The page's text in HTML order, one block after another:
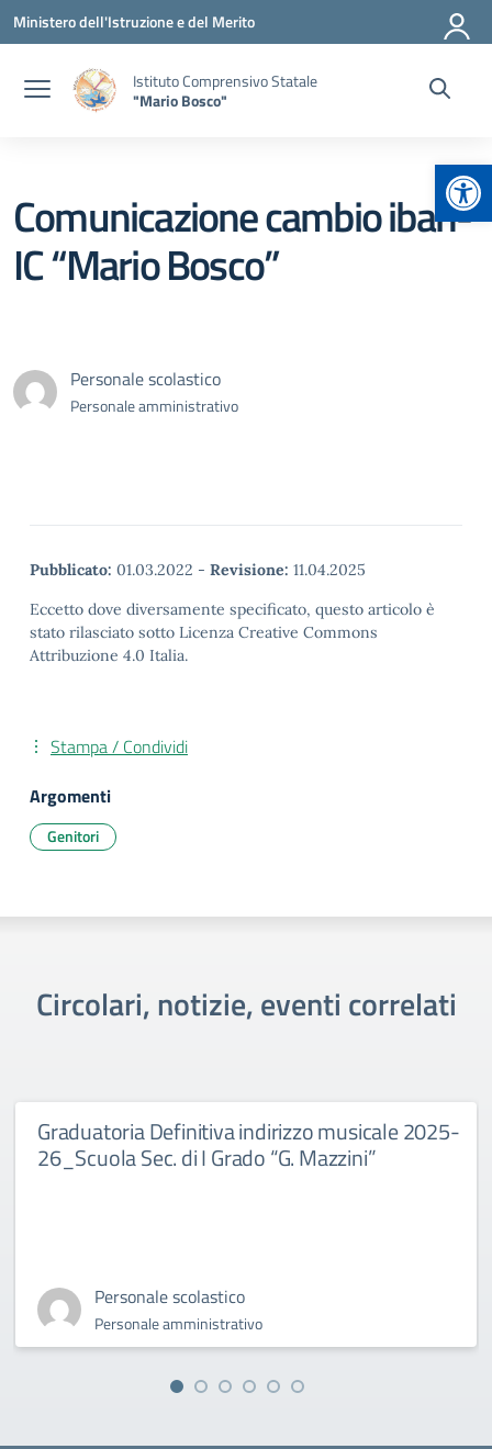
Vai ai contenuti
Vai al menu di navigazione
Vai al footer
Ministero dell'Istruzione e del Merito
Istituto Comprensivo Statale
"Mario Bosco"
Comunicazione cambio iban-
IC “Mario Bosco”
Personale scolastico
Personale amministrativo
Pubblicato: 01.03.2022 - Revisione: 11.04.2025
Eccetto dove diversamente specificato, questo articolo è
stato rilasciato sotto Licenza Creative Commons
Attribuzione 4.0 Italia.
Stampa / Condividi
Argomenti
Genitori
Circolari, notizie, eventi correlati
Graduatoria Definitiva indirizzo musicale 2025-
26_Scuola Sec. di I Grado “G. Mazzini”
Personale scolastico
Personale amministrativo